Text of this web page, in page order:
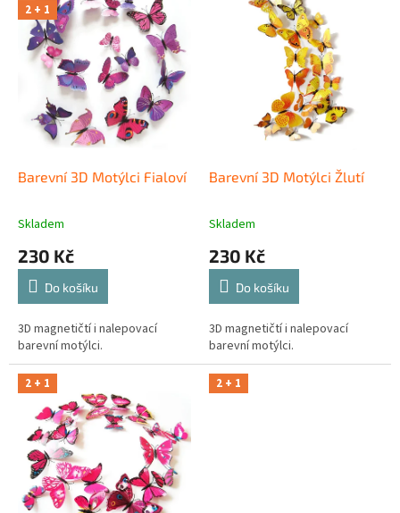
p 2 + 1
Barevní 3D Motýlci Fialoví
Skladem
230 Kč
Do košíku
3D magnetičtí i nalepovací
barevní motýlci.
Barevní 3D Motýlci Žlutí
Skladem
230 Kč
Do košíku
3D magnetičtí i nalepovací
barevní motýlci.
2 + 1 2 + 1